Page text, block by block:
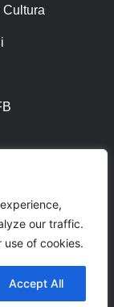
our traffic.
of cookies.
Accept All
Cultura